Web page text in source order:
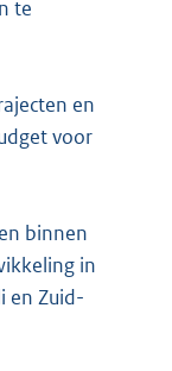
te
en
voor
binnen
in
en Zuid-